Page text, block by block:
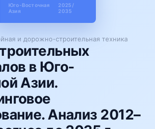
и дорожно-строительная техника
в Юго-
Азии.
Анализ 2012–
Юго-Восточная
Азия
2025 /
2035